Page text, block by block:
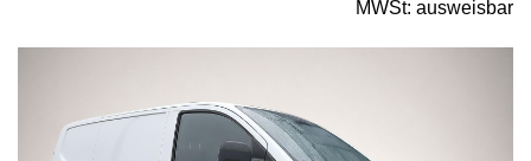
MWSt: ausweisbar